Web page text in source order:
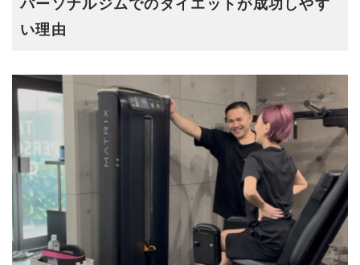
パーソナルジムでのダイエットが成功しやす
い理由